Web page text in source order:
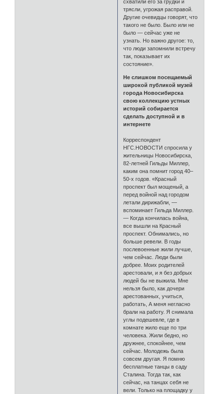
схватили его за грудки и
трясли, угрожая расправой.
Другие очевидцы говорят, что
такого не было. Было или не
было — сейчас уже не
узнать. Но важно другое: то,
что люди запомнили встречу
так, показывает их
состояние».
Не слишком посещаемый
широкой публикой музей
города Новосибирска
свою коллекцию устных
историй собирается
сделать доступной и в
интернете
Корреспондент
НГС.НОВОСТИ спросила у
жительницы Новосибирска,
82-летней Гильды Миллер,
каким она помнит город 40–
50-х годов. «Красный
проспект был мощеный, а
перед войной над городом
летали дирижабли, —
вспоминает Гильда Миллер.
— Когда кончилась война,
все вышли на Красный
проспект. Обнимались, но
больше ревели. В годы
послевоенные жили лучше,
чем сейчас. Люди были
добрее. Моих родителей
арестовали, и я без добрых
людей бы не выжила. Мне
нельзя было, как дочери
арестованных, учиться,
работать, А меня негласно
брали на работу. Я снимала
углы подешевле, где в
комнате жило еще по три
человека. Жили бедно, но
дружнее, спокойнее, чем
сейчас. Молодежь была
совсем другая. Я помню
бесплатные танцы в саду
Сталина. Тогда так, как
сейчас, на танцах себя не
вели. Только на площадку у